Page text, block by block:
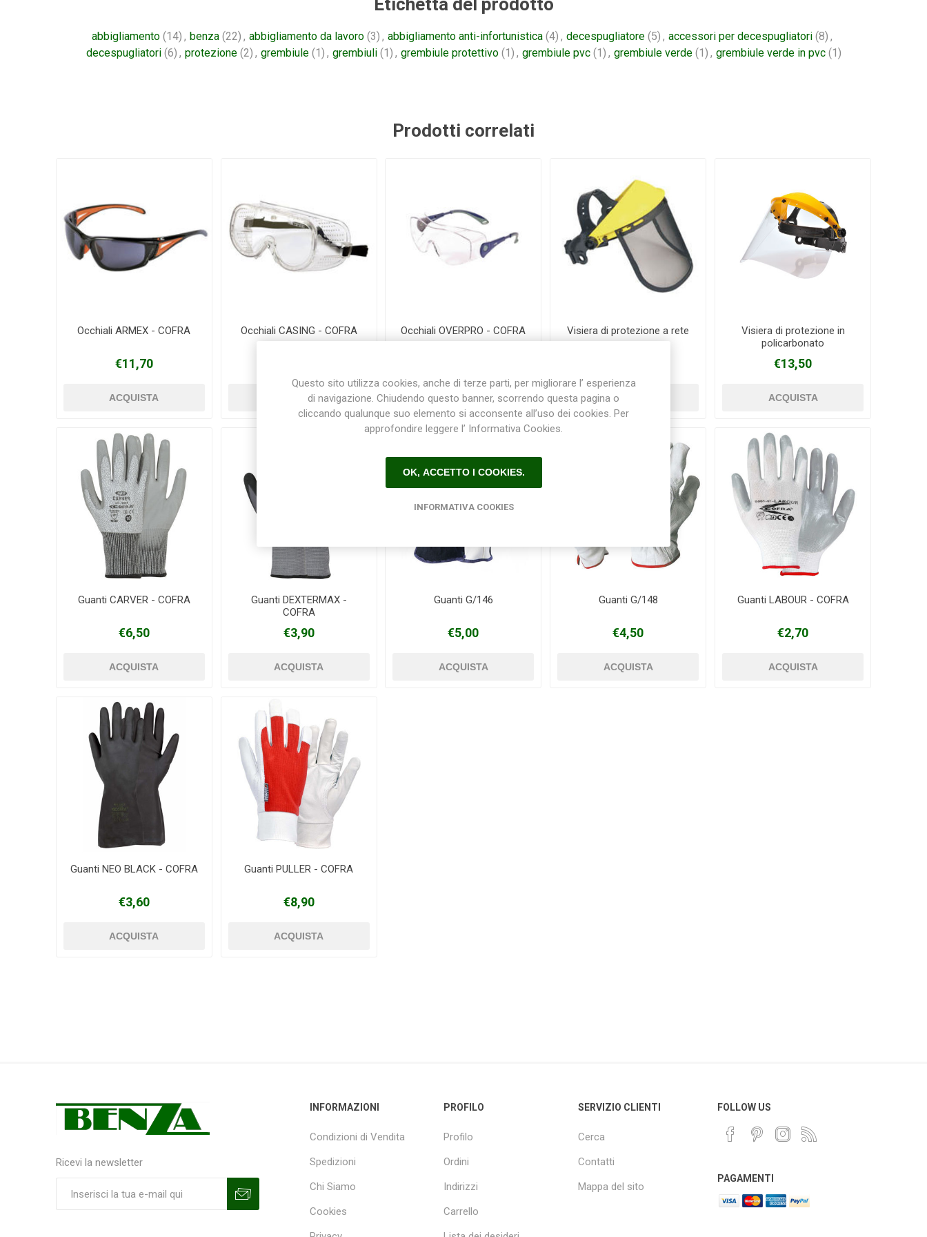
abbigliamento (14) , benza (22) , abbigliamento da lavoro (3) , abbigliamento anti-infortunistica (4) , decespugliatore (5) , accessori per decespugliatori (8) ,
decespugliatori (6) , protezione (2) , grembiule (1) , grembiuli (1) , grembiule protettivo (1) , grembiule pvc (1) , grembiule verde (1) , grembiule verde in pvc (1)
Prodotti correlati
Occhiali ARMEX - COFRA
€11,70
Occhiali CASING - COFRA Occhiali OVERPRO - COFRA Visiera di protezione a rete
Visiera di protezione in
policarbonato
€13,50
Guanti CARVER - COFRA
€6,50
Guanti DEXTERMAX -
COFRA
€3,90
Guanti G/146
€5,00
Guanti G/148
€4,50
Guanti LABOUR - COFRA
€2,70
Guanti NEO BLACK - COFRA
€3,60
Guanti PULLER - COFRA
€8,90
Ricevi la newsletter
INFORMAZIONI
Condizioni di Vendita
Spedizioni
Chi Siamo
Cookies
PROFILO
Profilo
Ordini
Indirizzi
Carrello
SERVIZIO CLIENTI
Cerca
Contatti
Mappa del sito
FOLLOW US
PAGAMENTI
Questo sito utilizza cookies, anche di terze parti, per migliorare l’ esperienza
di navigazione. Chiudendo questo banner, scorrendo questa pagina o
cliccando qualunque suo elemento si acconsente all’uso dei cookies. Per
approfondire leggere l’ Informativa Cookies.
OK, ACCETTO I COOKIES.
INFORMATIVA COOKIES